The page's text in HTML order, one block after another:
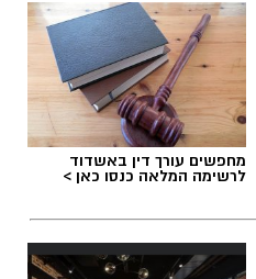
מחפשים עורך דין באשדוד
לרשימה המלאה כנסו כאן >